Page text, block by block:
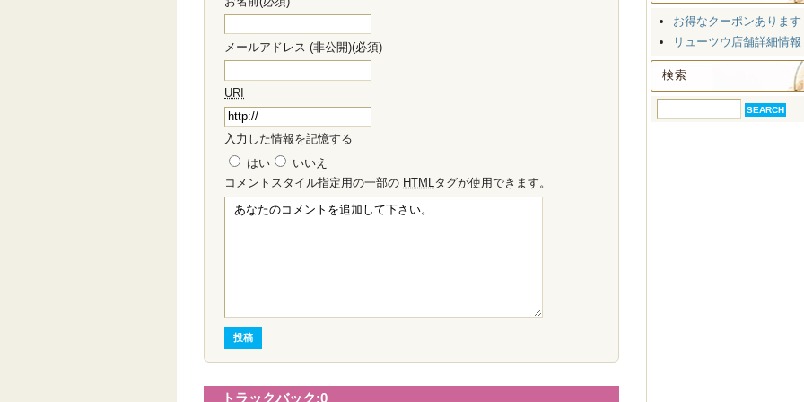
メールアドレス (非公開)(必須)
URI
入力した情報を記憶する
はい
いいえ
コメント スタイル指定用の一部の HTMLタグが使用できます。
トラックバック:0
お得なクーポンあります
リューツウ店舗詳細情報
検索